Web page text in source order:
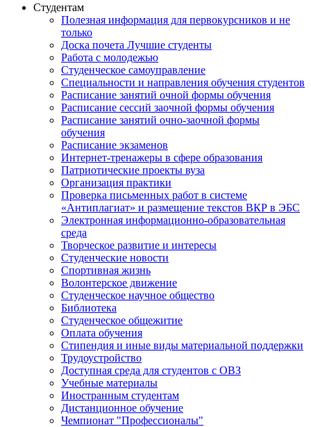
Студентам
Полезная информация для первокурсников и не
только
Доска почета Лучшие студенты
Работа с молодежью
Студенческое самоуправление
Специальности и направления обучения студентов
Расписание занятий очной формы обучения
Расписание сессий заочной формы обучения
Расписание занятий очно-заочной формы
обучения
Расписание экзаменов
Интернет-тренажеры в сфере образования
Патриотические проекты вуза
Организация практики
Проверка письменных работ в системе
«Антиплагиат» и размещение текстов ВКР в ЭБС
Электронная информационно-образовательная
среда
Творческое развитие и интересы
Студенческие новости
Спортивная жизнь
Волонтерское движение
Студенческое научное общество
Библиотека
Студенческое общежитие
Оплата обучения
Стипендия и иные виды материальной поддержки
Трудоустройство
Доступная среда для студентов с ОВЗ
Учебные материалы
Иностранным студентам
Дистанционное обучение
Чемпионат "Профессионалы"